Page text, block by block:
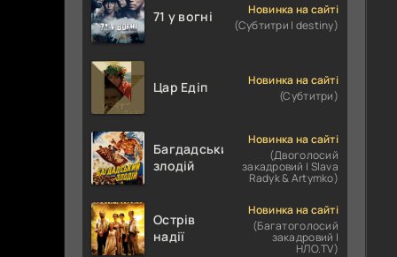
71 у вогні
Новинка на сайті
(Субтитри | destiny)
Цар Едіп
Новинка на сайті
(Субтитри)
Багдадський
злодій
Новинка на сайті
(Двоголосий
закадровий | Slava
Radyk & Artymko)
Острів
надії
Новинка на сайті
(Багатоголосий
закадровий |
НЛО.TV)